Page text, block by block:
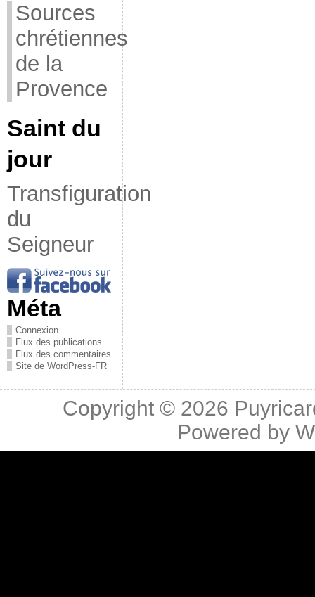
Sources
chrétiennes
de la
Provence
Saint du
jour
Transfiguration
du
Seigneur
Méta
Connexion
Flux des publications
Flux des commentaires
Site de WordPress-FR
Copyright © 2026
Powered by